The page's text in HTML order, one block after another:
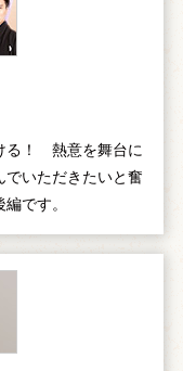
る！ 熱意を舞台に
いただきたいと奮
です。